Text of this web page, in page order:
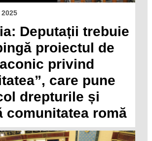
Deputații trebuie
proiectul de
privind
care pune
drepturile și
comunitatea romă